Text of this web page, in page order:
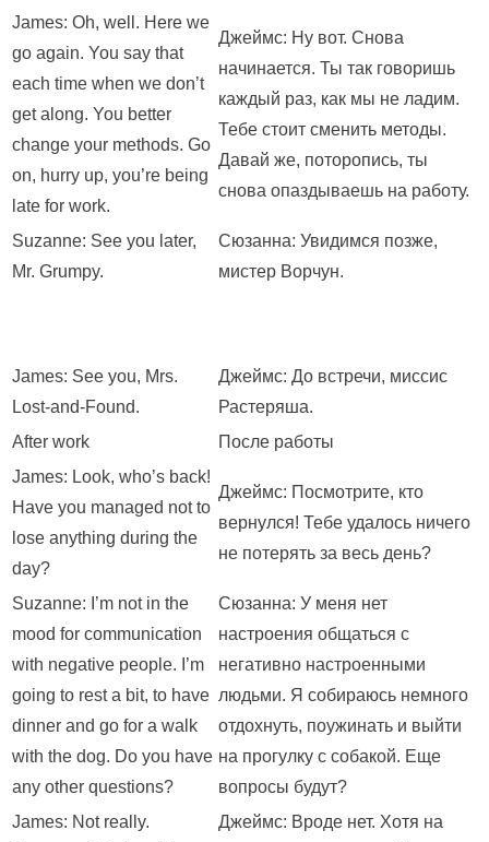
James: Oh, well. Here we
go again. You say that
each time when we don’t
get along. You better
change your methods. Go
on, hurry up, you’re being
late for work.
Джеймс: Ну вот. Снова
начинается. Ты так говоришь
каждый раз, как мы не ладим.
Тебе стоит сменить методы.
Давай же, поторопись, ты
снова опаздываешь на работу.
Suzanne: See you later,
Mr. Grumpy.
Сюзанна: Увидимся позже,
мистер Ворчун.
James: See you, Mrs.
Lost-and-Found.
Джеймс: До встречи, миссис
Растеряша.
After work
После работы
James: Look, who’s back!
Have you managed not to
lose anything during the
day?
Джеймс: Посмотрите, кто
вернулся! Тебе удалось ничего
не потерять за весь день?
Suzanne: I’m not in the
mood for communication
with negative people. I’m
going to rest a bit, to have
dinner and go for a walk
with the dog. Do you have
any other questions?
Сюзанна: У меня нет
настроения общаться с
негативно настроенными
людьми. Я собираюсь немного
отдохнуть, поужинать и выйти
на прогулку с собакой. Еще
вопросы будут?
James: Not really.
Джеймс: Вроде нет. Хотя на